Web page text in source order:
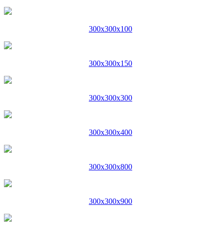
300x300x100
300x300x150
300x300x300
300x300x400
300x300x800
300x300x900